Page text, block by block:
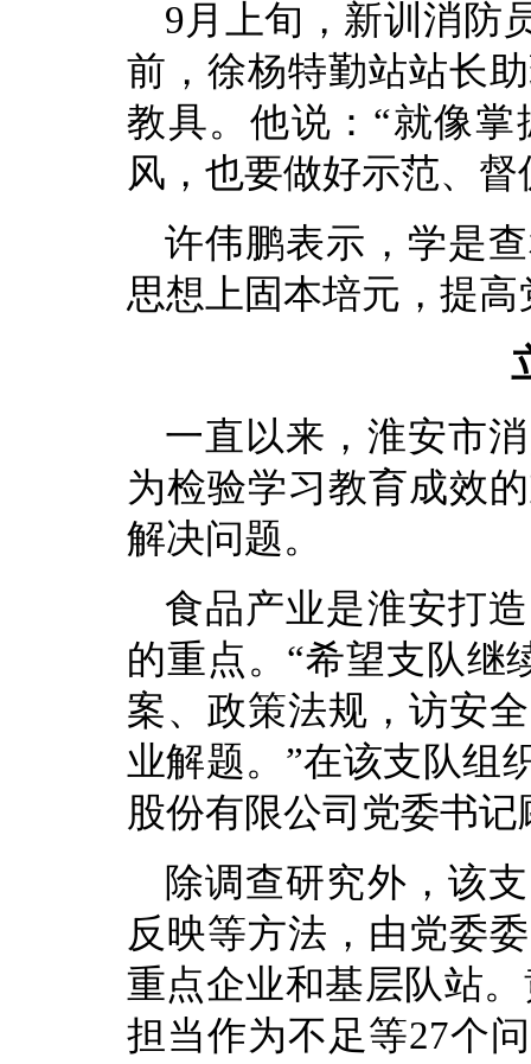
9月上旬，新训消防
前，徐杨特勤站站长
教具。他说：“就像
风，也要做好示范、督
许伟鹏表示，学是
思想上固本培元，提高
一直以来，淮安市
为检验学习教育成效
解决问题。
食品产业是淮安打
的重点。“希望支队继
案、政策法规，访安
业解题。”在该支队组
股份有限公司党委书
除调查研究外，该
反映等方法，由党委
重点企业和基层队站
担当作为不足等27个